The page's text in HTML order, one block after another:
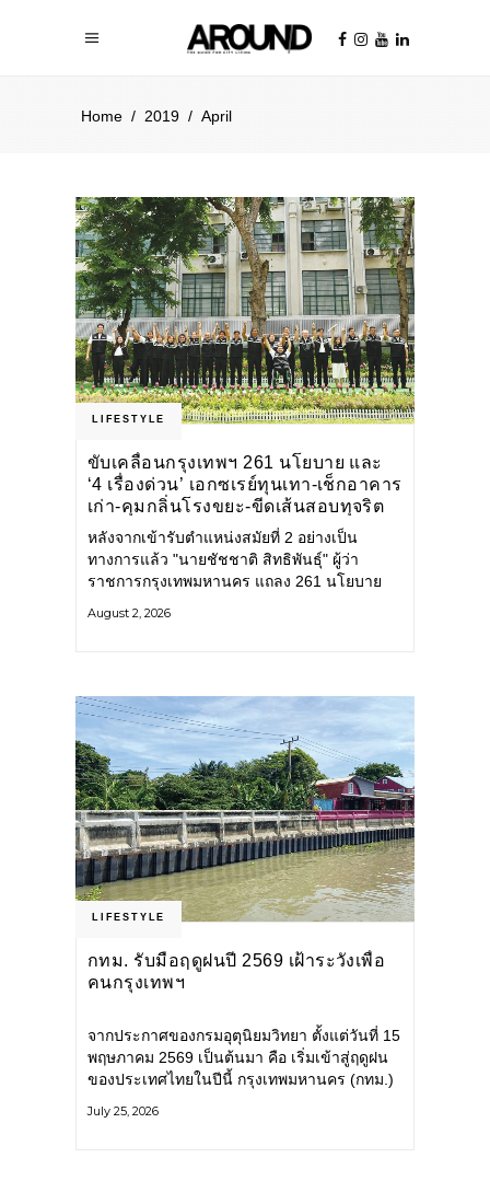
Home / 2019 / April
LIFESTYLE
ขับเคลื่อนกรุงเทพฯ 261 นโยบาย และ
‘4 เรื่องด่วน’ เอกซเรย์ทุนเทา-เช็กอาคาร
เก่า-คุมกลิ่นโรงขยะ-ขีดเส้นสอบทุจริต
หลังจากเข้ารับตำแหน่งสมัยที่ 2 อย่างเป็น
ทางการแล้ว "นายชัชชาติ สิทธิพันธุ์" ผู้ว่า
ราชการกรุงเทพมหานคร แถลง 261 นโยบาย
ยุทธศาสตร์ จัดทำตัวชี้วัด
August 2, 2026
LIFESTYLE
กทม. รับมือฤดูฝนปี 2569 เฝ้าระวังเพื่อ
คนกรุงเทพฯ
จากประกาศของกรมอุตุนิยมวิทยา ตั้งแต่วันที่ 15
พฤษภาคม 2569 เป็นต้นมา คือ เริ่มเข้าสู่ฤดูฝน
ของประเทศไทยในปีนี้ กรุงเทพมหานคร (กทม.)
โครงสร้างพื้นฐาน
July 25, 2026